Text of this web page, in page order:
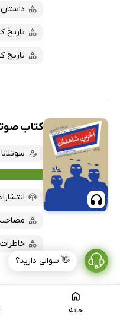
خانه
تاریخ
تاریخ
کتاب
خاطرات
کتاب
👋 سوالی دارید؟